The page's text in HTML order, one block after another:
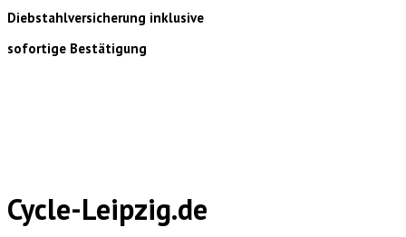
Diebstahlversicherung inklusive
sofortige Bestätigung
Cycle-Leipzig.de